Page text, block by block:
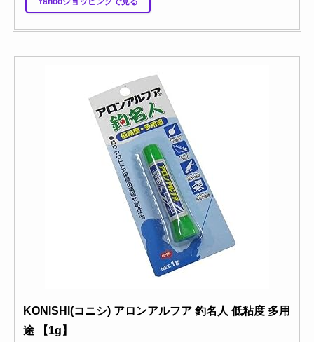
KONISHI(コニシ) アロンアルフア 釣名人 低粘度 多用
途 【1g】